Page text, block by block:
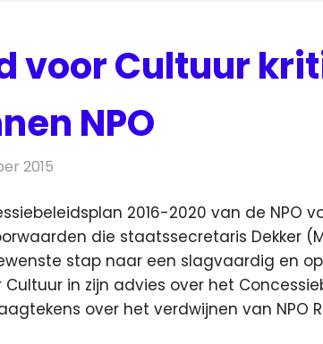
voor Cultuur
NPO
2015
2016-2020 van de NPO
die staatssecretaris Dekker
stap naar een slagvaardig en
Cultuur in zijn advies over het
over het verdwijnen van NPO